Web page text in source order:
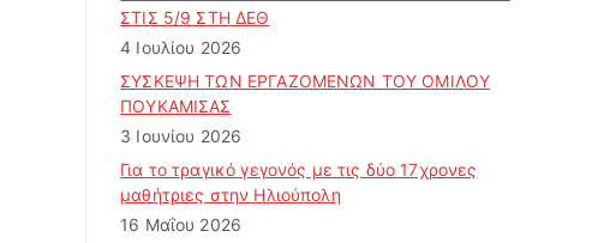
ΣΤΙΣ 5/9 ΣΤΗ ΔΕΘ
4 Ιουλίου 2026
ΣΥΣΚΕΨΗ ΤΩΝ ΕΡΓΑΖΟΜΕΝΩΝ ΤΟΥ ΟΜΙΛΟΥ
ΠΟΥΚΑΜΙΣΑΣ
3 Ιουνίου 2026
Για το τραγικό γεγονός με τις δύο 17χρονες
μαθήτριες στην Ηλιούπολη
16 Μαΐου 2026